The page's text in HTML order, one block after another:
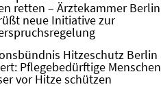
retten – Ärztekammer Berlin
neue Initiative zur
Hitzeschutz Berlin
Pflegebedürftige Menschen
vor Hitze schützen